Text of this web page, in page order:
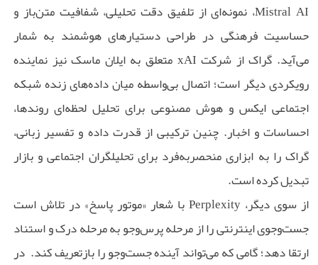
Mistral AI، نمونه‌ای از تلفیق دقت تحلیلی، شفافیت متن‌باز و
حساسیت فرهنگی در طراحی دستیارهای هوشمند به شمار
می‌آید. گراک از شرکت xAI متعلق به ایلان ماسک نیز نماینده
رویکردی دیگر است؛ اتصال بی‌واسطه میان داده‌های زنده شبکه
اجتماعی ایکس و هوش مصنوعی برای تحلیل لحظه‌ای روندها،
احساسات و اخبار. چنین ترکیبی از قدرت داده و تفسیر زبانی،
گراک را به ابزاری منحصربه‌فرد برای تحلیلگران اجتماعی و بازار
تبدیل کرده است.
از سوی دیگر، Perplexity با شعار «موتور پاسخ» در تلاش است
جست‌وجوی اینترنتی را از مرحله پرس‌وجو به مرحله درک و استناد
ارتقا دهد؛ گامی که می‌تواند آینده جست‌وجو را بازتعریف کند. در